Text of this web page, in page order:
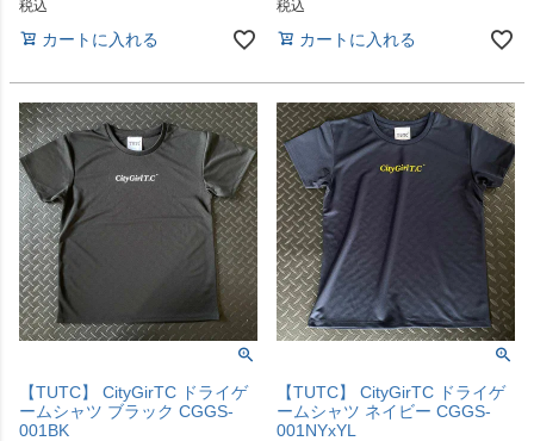
税込
カートに入れる
税込
カートに入れる
【TUTC】 CityGirTC ドライゲ
ームシャツ ブラック CGGS-
001BK
【TUTC】 CityGirTC ドライゲ
ームシャツ ネイビー CGGS-
001NYxYL